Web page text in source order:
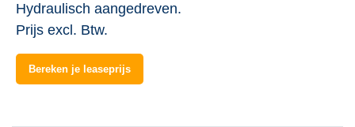
Hydraulisch aangedreven.
Prijs excl. Btw.